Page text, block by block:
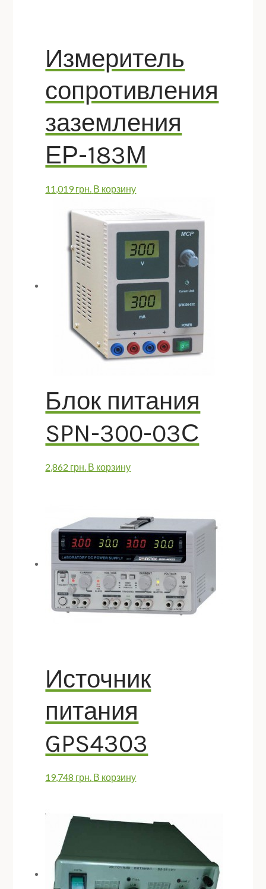
Измеритель
сопротивления
заземления
ЕР-183М
11,019грн. В корзину
Блок питания
SPN-300-03С
2,862 грн. В корзину
Источник
питания
GPS4303
19,748 грн. В корзину